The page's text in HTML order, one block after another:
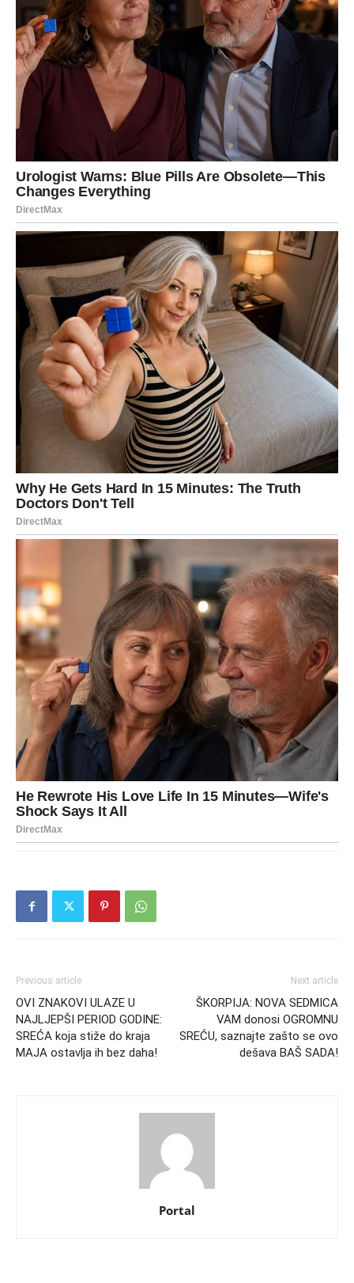
Previous article
OVI ZNAKOVI ULAZE U
NAJLJEPŠI PERIOD GODINE:
SREĆA koja stiže do kraja
MAJA ostavlja ih bez daha!
Next article
ŠKORPIJA: NOVA SEDMICA
VAM donosi OGROMNU
SREĆU, saznajte zašto se ovo
dešava BAŠ SADA!
Portal